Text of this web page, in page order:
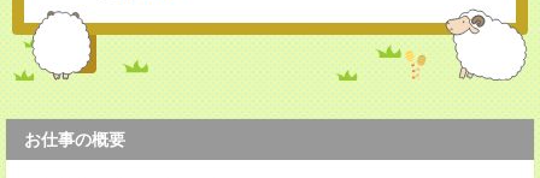
お仕事の概要